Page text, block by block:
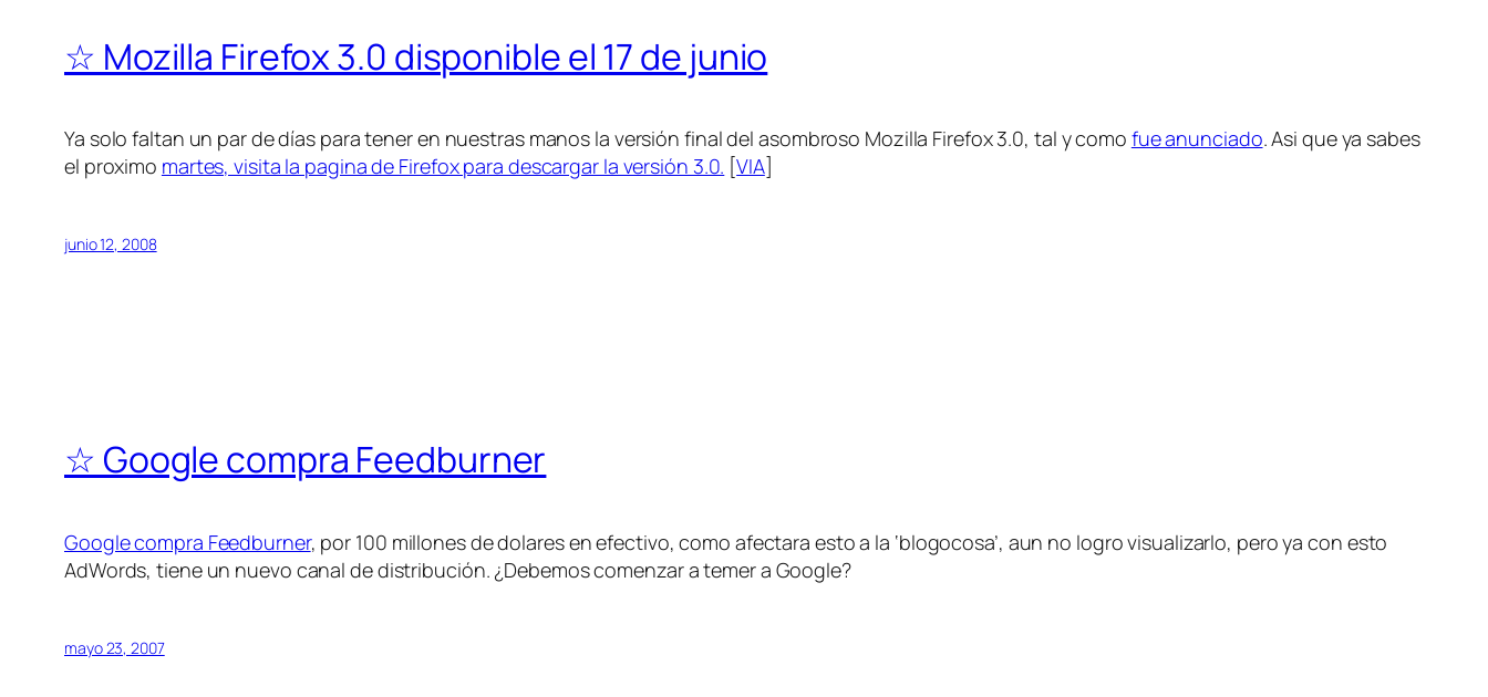
☆ Mozilla Firefox 3.0 disponible el 17 de junio
Ya solo faltan un par de días para tener en nuestras manos la versión final del asombroso Mozilla Firefox 3.0, tal y como fue anunciado. Asi que ya sabes
el proximo martes, visita la pagina de Firefox para descargar la versión 3.0. [VIA]
junio 12, 2008
☆ Google compra Feedburner
Google compra Feedburner, por 100 millones de dolares en efectivo, como afectara esto a la ‘blogocosa’, aun no logro visualizarlo, pero ya con esto
AdWords, tiene un nuevo canal de distribución. ¿Debemos comenzar a temer a Google?
mayo 23, 2007